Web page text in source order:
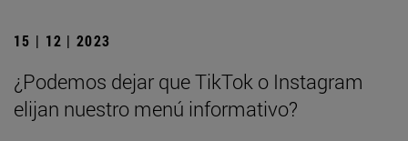
15 | 12 | 2023
¿Podemos dejar que TikTok o Instagram
elijan nuestro menú informativo?